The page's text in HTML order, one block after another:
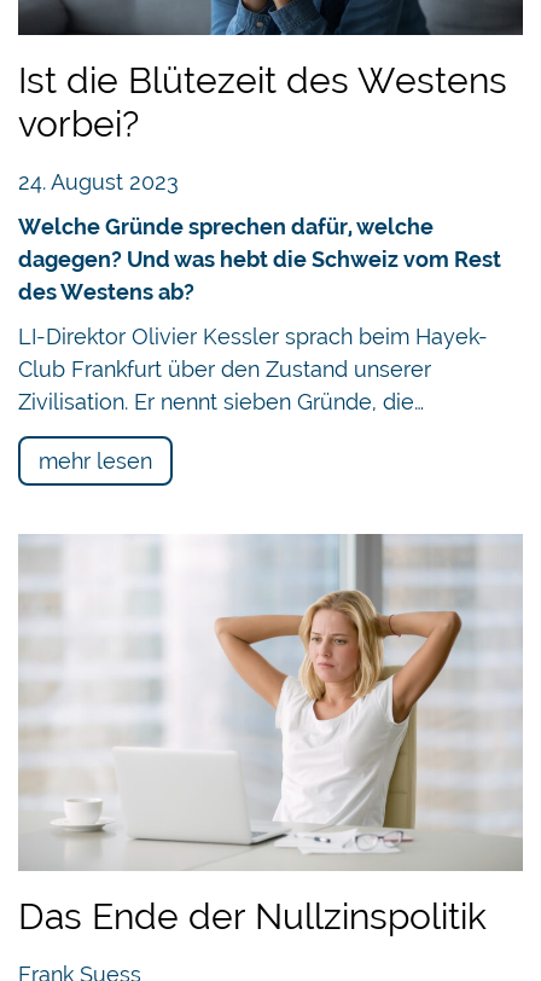
Ist die Blütezeit des Westens
vorbei?
24. August 2023
Welche Gründe sprechen dafür, welche
dagegen? Und was hebt die Schweiz vom Rest
des Westens ab?
LI-Direktor Olivier Kessler sprach beim Hayek-
Club Frankfurt über den Zustand unserer
Zivilisation. Er nennt sieben Gründe, die…
mehr lesen
Das Ende der Nullzinspolitik
Frank Suess